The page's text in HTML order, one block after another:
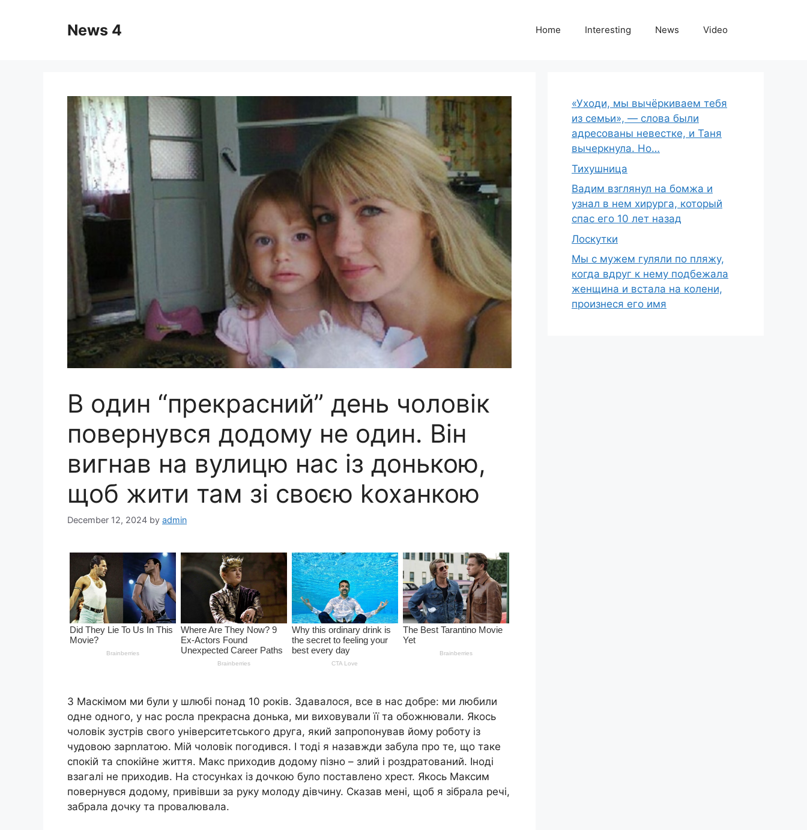
News 4 Home Interesting News Video
В один “прекрасний” день чоловік
повернувся додому не один. Він
вигнав на вулицю нас із донькою,
щоб жити там зі своєю kоханкою
December 12, 2024 by admin
З Маскімом ми були у шлюбі понад 10 років. Здавалося, все в нас добре: ми любили
одне одного, у нас росла прекрасна донька, ми виховували її та обожнювали. Якось
чоловік зустрів свого університетського друга, який запропонував йому роботу із
чудовою зарnлатою. Мій чоловік погодився. І тоді я назавжди забула про те, що таке
спокій та спокійне життя. Макс приходив додому пізно – злий і роздратований. Іноді
взагалі не приходив. На стосунkах із дочкою було поставлено хрест. Якось Максим
повернувся додому, привівши за руку молоду дівчину. Сказав мені, щоб я зібрала речі,
забрала дочку та провалювала.
«Уходи, мы вычёркиваем тебя
из семьи», — слова были
адресованы невестке, и Таня
вычеркнула. Но…
Тихушница
Вадим взглянул на бомжа и
узнал в нем хирурга, который
спас его 10 лет назад
Лоскутки
Мы с мужем гуляли по пляжу,
когда вдруг к нему подбежала
женщина и встала на колени,
произнеся его имя